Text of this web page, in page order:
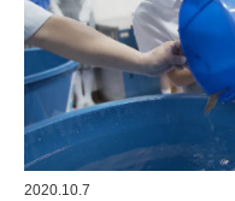
2020.10.7